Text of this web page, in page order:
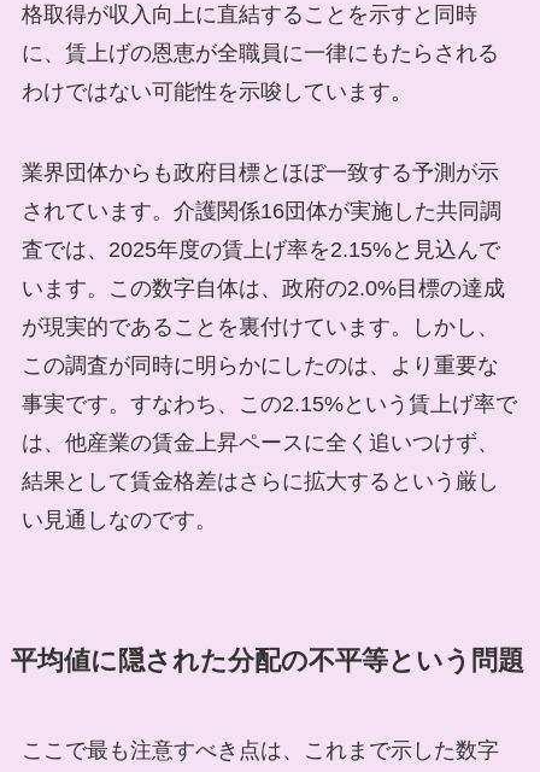
格取得が収入向上に直結することを示すと同時
に、賃上げの恩恵が全職員に一律にもたらされる
わけではない可能性を示唆しています。
業界団体からも政府目標とほぼ一致する予測が示
されています。介護関係16団体が実施した共同調
査では、2025年度の賃上げ率を2.15%と見込んで
います。この数字自体は、政府の2.0%目標の達成
が現実的であることを裏付けています。しかし、
この調査が同時に明らかにしたのは、より重要な
事実です。すなわち、この2.15%という賃上げ率で
は、他産業の賃金上昇ペースに全く追いつけず、
結果として賃金格差はさらに拡大するという厳し
い見通しなのです。
平均値に隠された分配の不平等という問題
ここで最も注意すべき点は、これまで示した数字